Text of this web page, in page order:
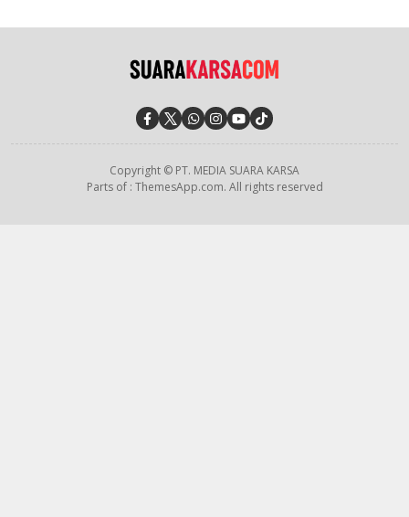
Copyright © PT. MEDIA SUARA KARSA
Parts of : ThemesApp.com. All rights reserved